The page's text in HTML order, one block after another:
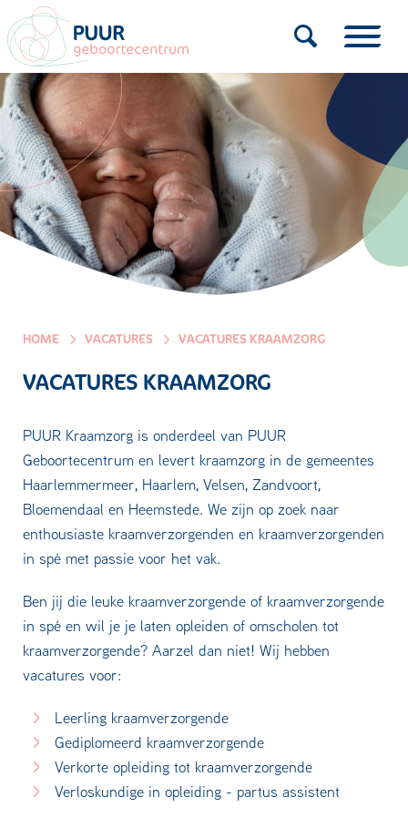
HOME VACATURES VACATURES KRAAMZORG
VACATURES KRAAMZORG
PUUR Kraamzorg is onderdeel van PUUR
Geboortecentrum en levert kraamzorg in de gemeentes
Haarlemmermeer, Haarlem, Velsen, Zandvoort,
Bloemendaal en Heemstede. We zijn op zoek naar
enthousiaste kraamverzorgenden en kraamverzorgenden
in spé met passie voor het vak.
Ben jij die leuke kraamverzorgende of kraamverzorgende
in spé en wil je je laten opleiden of omscholen tot
kraamverzorgende? Aarzel dan niet! Wij hebben
vacatures voor:
Leerling kraamverzorgende
Gediplomeerd kraamverzorgende
Verkorte opleiding tot kraamverzorgende
Verloskundige in opleiding - partus assistent